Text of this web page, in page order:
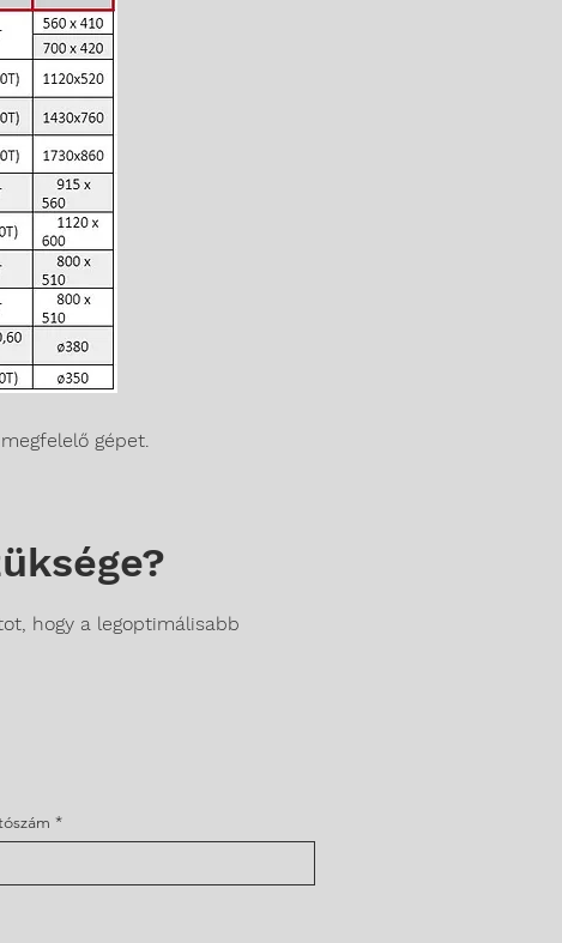
gépet.
hogy a legoptimálisabb